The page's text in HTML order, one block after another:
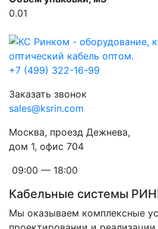
0.01
+7 (499) 322-16-99
Заказать звонок
sales@ksrin.com
Москва, проезд Дежнева,
дом 1, офис 704
09:00 — 18:00
Кабельные системы
Мы оказываем комплексные